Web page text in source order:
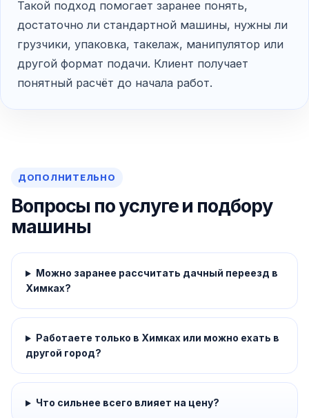
Такой подход помогает заранее понять,
достаточно ли стандартной машины, нужны ли
грузчики, упаковка, такелаж, манипулятор или
другой формат подачи. Клиент получает
понятный расчёт до начала работ.
ДОПОЛНИТЕЛЬНО
Вопросы по услуге и подбору
машины
Можно заранее рассчитать дачный переезд в
Химках?
Работаете только в Химках или можно ехать в
другой город?
Что сильнее всего влияет на цену?